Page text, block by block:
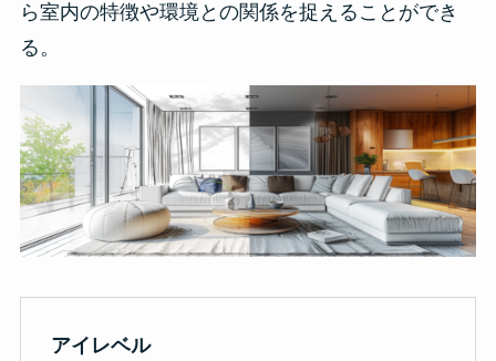
ら室内の特徴や環境との関係を捉えることができ
る。
アイレベル